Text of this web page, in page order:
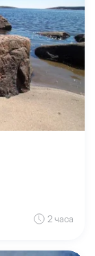
2 часа